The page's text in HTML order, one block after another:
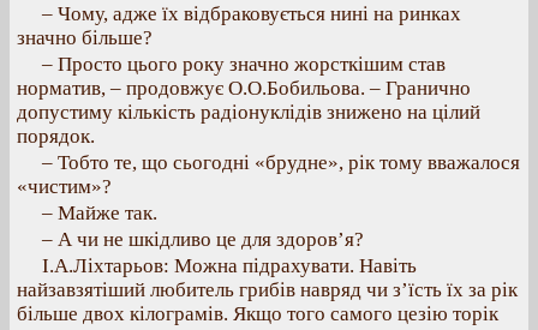
– Чому, адже їх відбраковується нині на ринках
значно більше?
– Просто цього року значно жорсткішим став
норматив, – продовжує О.О.Бобильова. – Гранично
допустиму кількість радіонуклідів знижено на цілий
порядок.
– Тобто те, що сьогодні «брудне», рік тому вважалося
«чистим»?
– Майже так.
– А чи не шкідливо це для здоров’я?
І.А.Ліхтарьов: Можна підрахувати. Навіть
найзавзятіший любитель грибів навряд чи з’їсть їх за рік
більше двох кілограмів. Якщо того самого цезію торік